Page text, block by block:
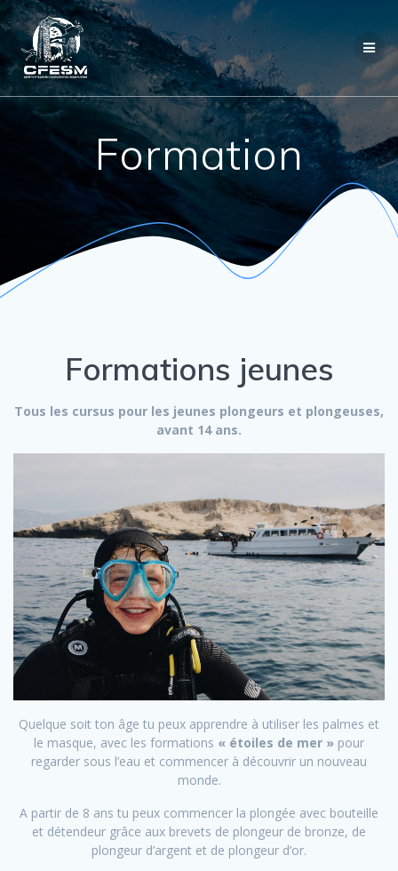
Passer
contenu
Formation
Formations jeunes
Tous les cursus pour les jeunes plongeurs et plongeuses,
avant 14 ans.
Quelque soit ton âge tu peux apprendre à utiliser les palmes et
le masque, avec les formations « étoiles de mer » pour
regarder sous l’eau et commencer à découvrir un nouveau
monde.
A partir de 8 ans tu peux commencer la plongée avec bouteille
et détendeur grâce aux brevets de plongeur de bronze, de
plongeur d’argent et de plongeur d’or.